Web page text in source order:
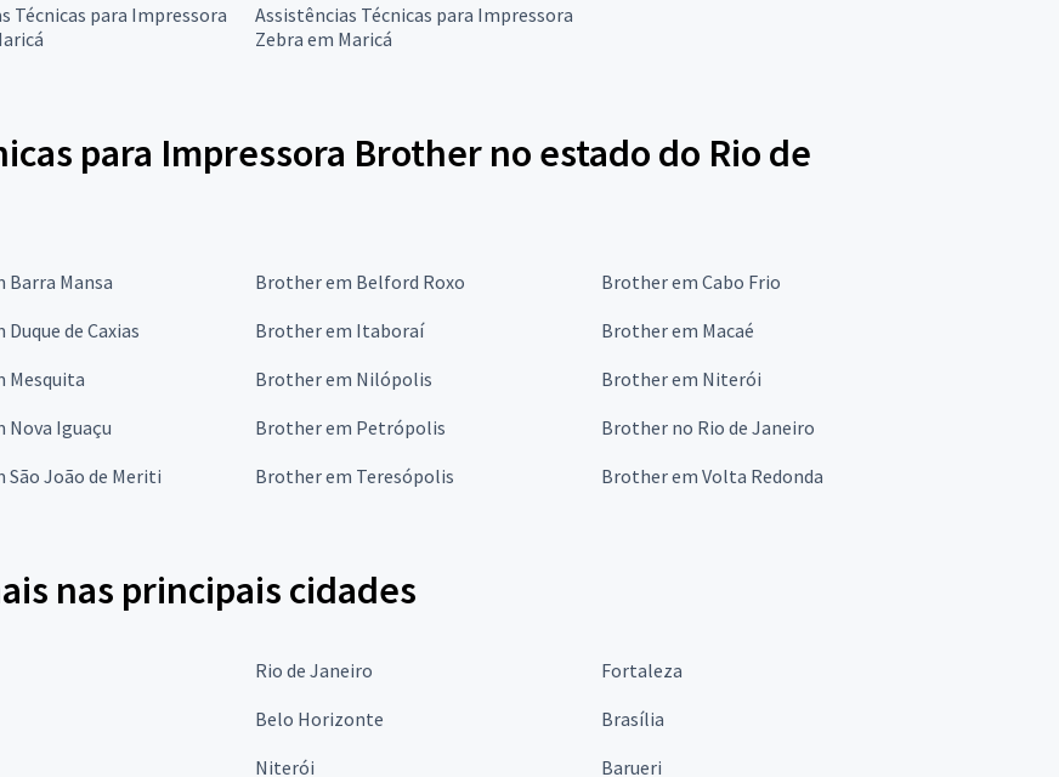
Técnicas para Impressora
Assistências Técnicas para Impressora
Zebra em Maricá
para Impressora Brother no estado do Rio de
Barra Mansa Brother em Belford Roxo
Brother em Cabo Frio
de Caxias Brother em Itaboraí
Brother em Macaé
Mesquita Brother em Nilópolis
Brother em Niterói
Nova Iguaçu Brother em Petrópolis
Brother no Rio de Janeiro
São João de Meriti Brother em Teresópolis Brother em Volta Redonda
nas principais cidades
Rio de Janeiro
Fortaleza
Belo Horizonte
Brasília
Niterói Barueri